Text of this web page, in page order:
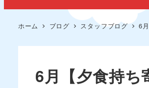
ホーム ブログ スタッフブログ 6
6月【夕食持